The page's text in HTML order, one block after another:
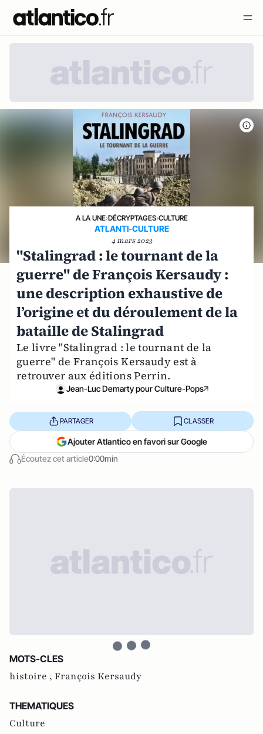
A LA UNE›DÉCRYPTAGES›CULTURE
ATLANTI-CULTURE
4 mars 2023
"Stalingrad : le tournant de la
guerre" de François Kersaudy :
une description exhaustive de
l’origine et du déroulement de la
bataille de Stalingrad
Le livre "Stalingrad : le tournant de la
guerre" de François Kersaudy est à
retrouver aux éditions Perrin.
Jean-Luc Demarty pour Culture-Pops
Écoutez cet article0:00min
PARTAGER CLASSER
Ajouter Atlantico en favori sur Google
MOTS-CLES
histoire , François Kersaudy
THEMATIQUES
Culture